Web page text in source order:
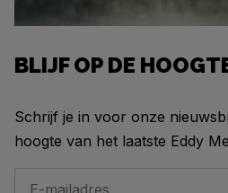
BLIJF OP DE
Schrijf je in voor onze
hoogte van het laatste Eddy